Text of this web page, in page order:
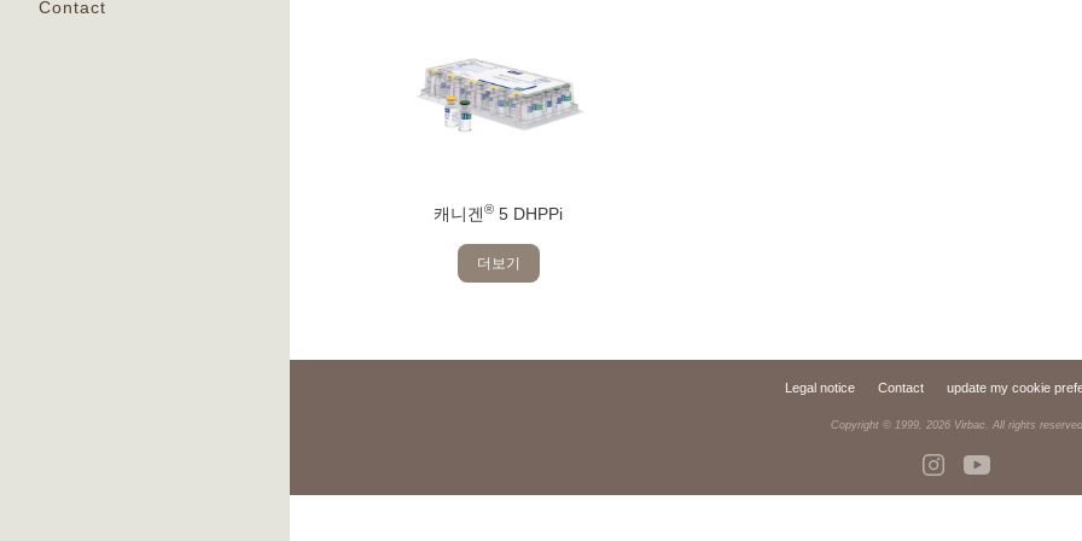
Contact
캐니겐® 5 DHPPi
더보기
Legal notice Contact update my cookie
Copyright © 1999, 2026Virbac. All rights reserved